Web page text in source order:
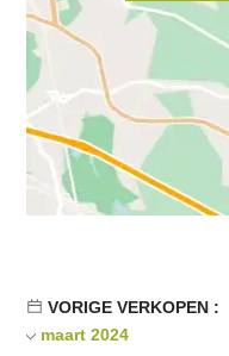
VORIGE VERKOPEN :
maart 2024